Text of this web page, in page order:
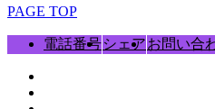
PAGE TOP
電話番号シェアお問い合